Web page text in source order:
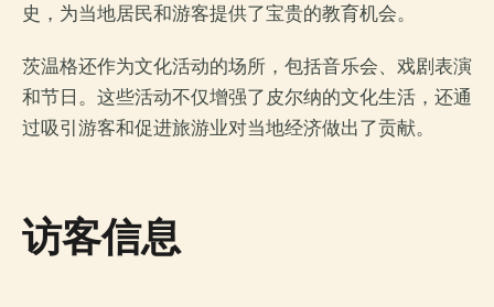
史，为当地居民和游客提供了宝贵的教育机会。
茨温格还作为文化活动的场所，包括音乐会、戏剧表演
和节日。这些活动不仅增强了皮尔纳的文化生活，还通
过吸引游客和促进旅游业对当地经济做出了贡献。
访客信息